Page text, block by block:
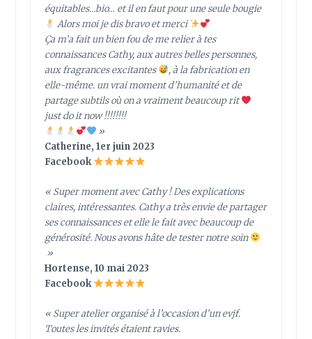
équitables…bio… et il en faut pour une seule bougie
Alors moi je dis bravo et merci
Ça m’a fait un bien fou de me relier à tes
connaissances Cathy, aux autres belles personnes,
aux fragrances excitantes
, à la fabrication en
elle-même. un vrai moment d’humanité et de
partage subtils où on a vraiment beaucoup rit
just do it now !!!!!!!!
»
Catherine, 1er juin 2023
Facebook
« Super moment avec Cathy ! Des explications
claires, intéressantes. Cathy a très envie de partager
ses connaissances et elle le fait avec beaucoup de
générosité. Nous avons hâte de tester notre soin
»
Hortense, 10 mai 2023
Facebook
« Super atelier organisé à l’occasion d’un evjf.
Toutes les invités étaient ravies.